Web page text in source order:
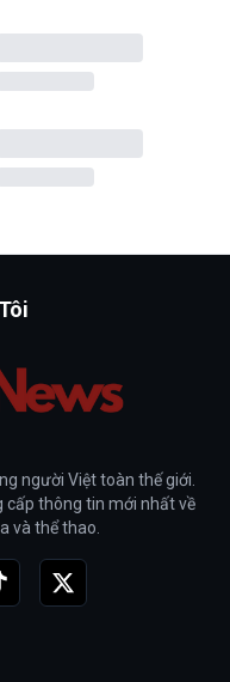
người Việt toàn thế giới.
thông tin mới nhất về
và thể thao.